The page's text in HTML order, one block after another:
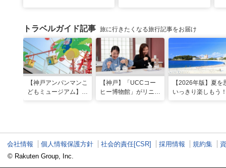
トラベルガイド記事 旅に行きたくなる旅行記事をお届け
【神戸アンパンマンこ
どもミュージアム】夏
【神戸】「UCCコー
ヒー博物館」がリニュ
【2026年版】夏を
いっきり楽しもう
会社情報 個人情報保護方針 社会的責任[CSR] 採用情報 規約集
© Rakuten Group, Inc.